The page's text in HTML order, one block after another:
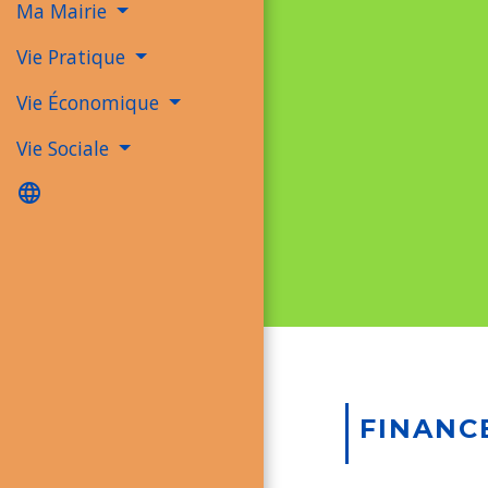
Ma Mairie
Vie Pratique
Vie Économique
Vie Sociale
language